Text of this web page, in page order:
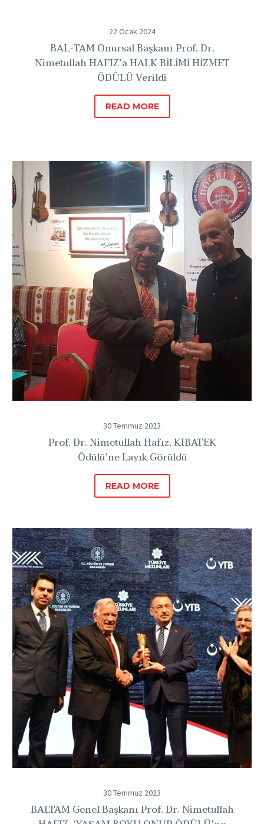
22 Ocak 2024
BAL-TAM Onursal Başkanı Prof. Dr.
Nimetullah HAFIZ’a HALK BİLİMİ HİZMET
ÖDÜLÜ Verildi
READ MORE
Dr.
Nimetullah
Hafız,
KIBATEK
Ödülü’ne
Layık
Görüldü
30 Temmuz 2023
Prof. Dr. Nimetullah Hafız, KIBATEK
Ödülü’ne Layık Görüldü
READ MORE
BALTAM
Genel
Başkanı
Prof.
Dr.
Nimetullah
HAFIZ,
‘YAŞAM
BOYU
ONUR
ÖDÜLÜ’ne
Layık
30 Temmuz 2023
BALTAM Genel Başkanı Prof. Dr. Nimetullah